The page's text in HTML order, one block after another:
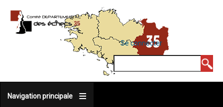
contenu
MENU
DU
COMPTE
DE
Se connecter
Navigation principale